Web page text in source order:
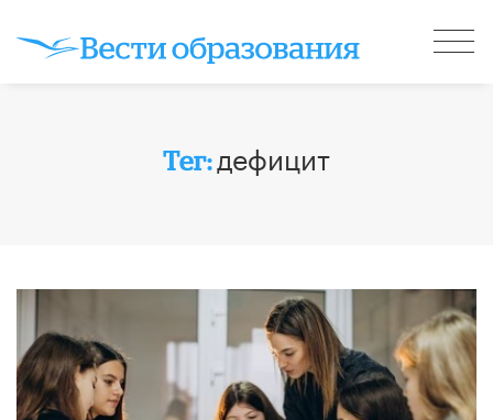
Тег:дефицит